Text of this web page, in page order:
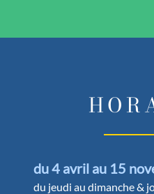
du 4 avril au 15
du jeudi au dimanche &